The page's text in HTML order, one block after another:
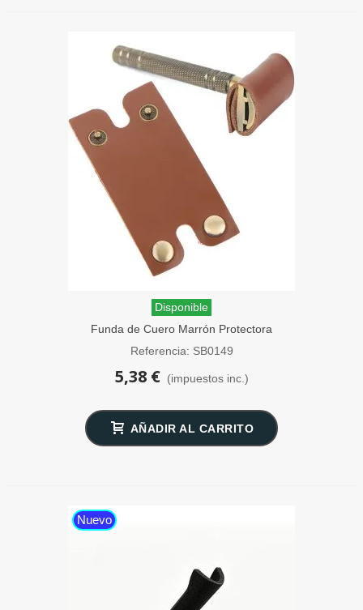
Disponible
Funda de Cuero Marrón Protectora
Maquinillas Afeitar SensaBien
Referencia: SB0149
5,38 € (impuestos inc.)
AÑADIR AL CARRITO
Nuevo